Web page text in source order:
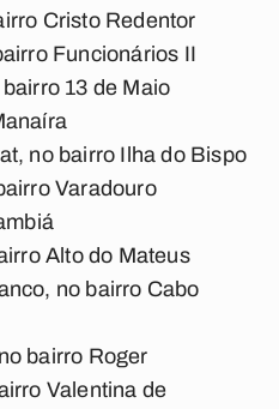
Cristo Redentor
Funcionários II
13 de Maio
no bairro Ilha do Bispo
Varadouro
Alto do Mateus
no bairro Cabo
bairro Roger
Valentina de